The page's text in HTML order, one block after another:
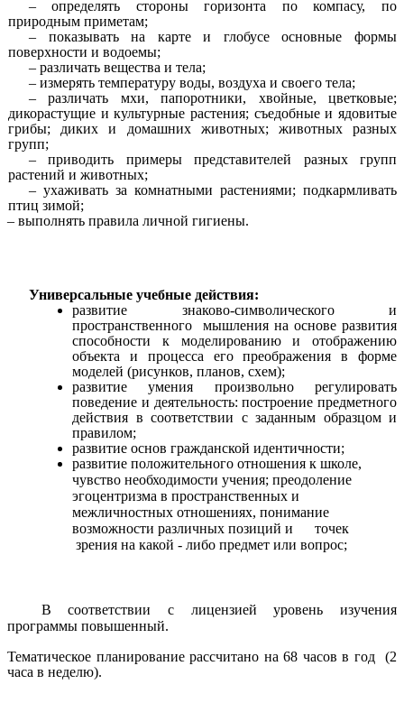
– определять стороны горизонта по компасу, по
природным приметам;
– показывать на карте и глобусе основные формы
поверхности и водоемы;
– различать вещества и тела;
– измерять температуру воды, воздуха и своего тела;
– различать мхи, папоротники, хвойные, цветковые;
дикорастущие и культурные растения; съедобные и ядовитые
грибы; диких и домашних животных; животных разных
групп;
– приводить примеры представителей разных групп
растений и животных;
– ухаживать за комнатными растениями; подкармливать
птиц зимой;
– выполнять правила личной гигиены.
Универсальные учебные действия:
развитие знаково-символического и
пространственного мышления на основе развития
способности к моделированию и отображению
объекта и процесса его преображения в форме
моделей (рисунков, планов, схем);
развитие умения произвольно регулировать
поведение и деятельность: построение предметного
действия в соответствии с заданным образцом и
правилом;
развитие основ гражданской идентичности;
развитие положительного отношения к школе,
чувство необходимости учения; преодоление
эгоцентризма в пространственных и
межличностных отношениях, понимание
возможности различных позиций и точек
зрения на какой - либо предмет или вопрос;
В соответствии с лицензией уровень изучения
программы повышенный.
Тематическое планирование рассчитано на 68 часов в год (2
часа в неделю).